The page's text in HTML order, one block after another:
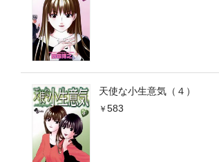
天使な小生意気（４）
583